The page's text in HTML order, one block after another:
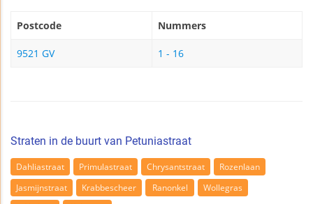
Postcode Nummers
9521 GV 1 - 16
Straten in de buurt van Petuniastraat
Dahliastraat Primulastraat Chrysantstraat
Rozenlaan
Jasmijnstraat
Krabbescheer Ranonkel
Wollegras